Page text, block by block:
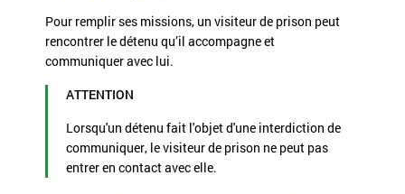
Pour remplir ses missions, un visiteur de prison peut
rencontrer le détenu qu’il accompagne et
communiquer avec lui.
ATTENTION
Lorsqu'un détenu fait l'objet d'une interdiction de
communiquer, le visiteur de prison ne peut pas
entrer en contact avec elle.